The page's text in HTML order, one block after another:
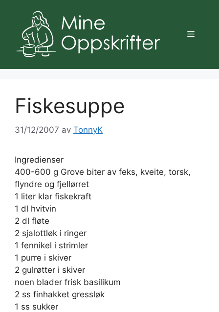
innhold
Meny
Fiskesuppe
31/12/2007 av TonnyK
Ingredienser
400-600 g Grove biter av feks, kveite, torsk,
flyndre og fjellørret
1 liter klar fiskekraft
1 dl hvitvin
2 dl fløte
2 sjalottløk i ringer
1 fennikel i strimler
1 purre i skiver
2 gulrøtter i skiver
noen blader frisk basilikum
2 ss finhakket gressløk
1 ss sukker